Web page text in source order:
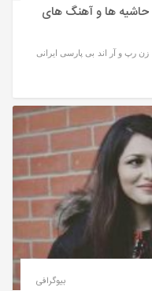
حاشیه ها و آهنگ های
رپ و آر اند بی پارسی ایرانی
بیوگرافی